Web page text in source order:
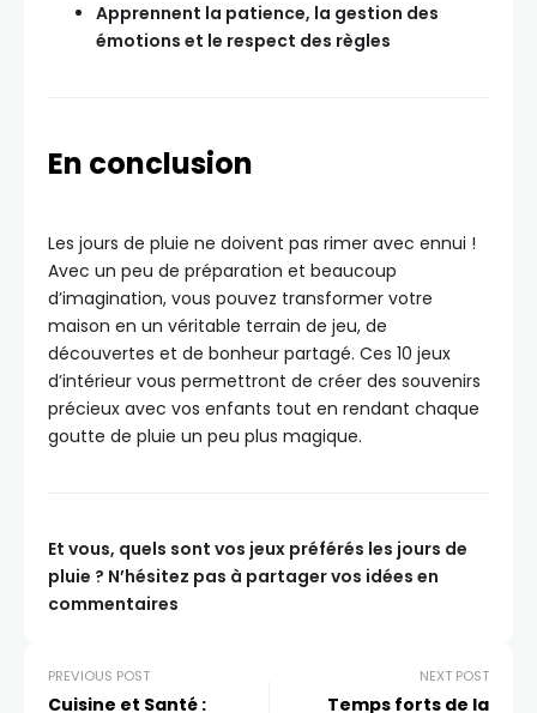
Apprennent la patience, la gestion des
émotions et le respect des règles
En conclusion
Les jours de pluie ne doivent pas rimer avec ennui !
Avec un peu de préparation et beaucoup
d’imagination, vous pouvez transformer votre
maison en un véritable terrain de jeu, de
découvertes et de bonheur partagé. Ces 10 jeux
d’intérieur vous permettront de créer des souvenirs
précieux avec vos enfants tout en rendant chaque
goutte de pluie un peu plus magique.
Et vous, quels sont vos jeux préférés les jours de
pluie ? N’hésitez pas à partager vos idées en
commentaires
PREVIOUS POST
Cuisine et Santé :
NEXT POST
Temps forts de la